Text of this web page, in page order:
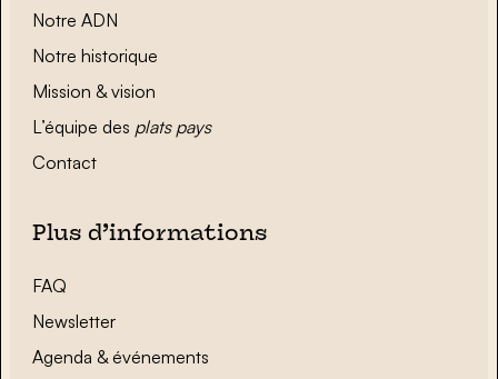
Notre ADN
Notre historique
Mission & vision
L’équipe des plats pays
Contact
Plus d’informations
FAQ
Newsletter
Agenda & événements